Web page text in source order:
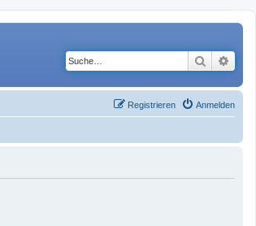
Suche
Anmelden
Registrieren